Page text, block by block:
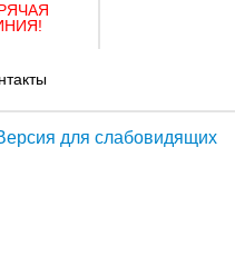
для слабовидящих